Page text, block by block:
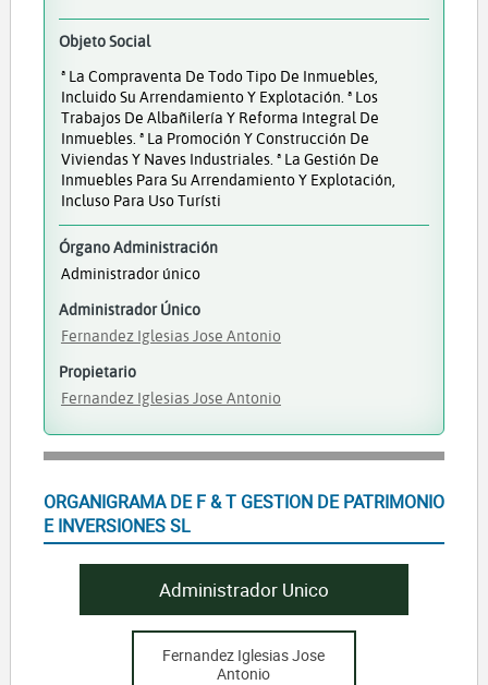
Objeto Social
ª La Compraventa De Todo Tipo De Inmuebles,
Incluido Su Arrendamiento Y Explotación. ª Los
Trabajos De Albañilería Y Reforma Integral De
Inmuebles. ª La Promoción Y Construcción De
Viviendas Y Naves Industriales. ª La Gestión De
Inmuebles Para Su Arrendamiento Y Explotación,
Incluso Para Uso Turísti
Órgano Administración
Administrador único
Administrador Único
Fernandez Iglesias Jose Antonio
Propietario
Fernandez Iglesias Jose Antonio
ORGANIGRAMA DE F & T GESTION DE PATRIMONIO
E INVERSIONES SL
Administrador Unico
Fernandez Iglesias Jose
Antonio